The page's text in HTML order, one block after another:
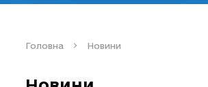
Головна Новини